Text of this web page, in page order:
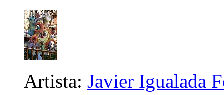
Artista: Javier Igualada